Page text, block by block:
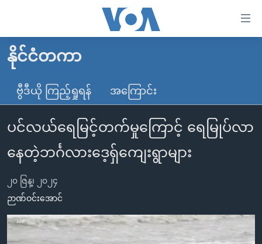
လွယ်ကူ
စေ
သည့်
Link
များ
ပင်မ
သို့
ကျော်
ကြည့်
မူလစာမျက်နှာ
မြန်မာ
ကမ္ဘာ့သတင်းများ
နိုင်ငံတကာ
အမေရိကန်
အစ္စရေး-ပါလက်စတိုင်း
ဗွီဒီယို
သတင်းလွတ်လပ်ခွင့်
ရပ်ဝန်းတခု လမ်းတခု အလွန်
အင်္ဂလိပ်စာလေ့လာမယ်
မကြေးမုံရဲ့ အင်္ဂလိပ်စာ
ရေဒီယို
ရေဒီယိုနှင့်ရုပ်သံ အချက်အလက်များ
နိုင်ငံတကာ
ဗွီဒီယို ကြည့်ရှုရန် အကြောင်း
ပင်လယ်ရေမြင့်တက်မှုကြောင့် ရေမြုပ်လာ
နေတဲ့ဘင်္ဂလားဒေ့ရှ်ကျေးရွာများ
၂၀ ဇြန္၊ ၂၀၂၄
ဉာဏ်ဝင်းအောင်